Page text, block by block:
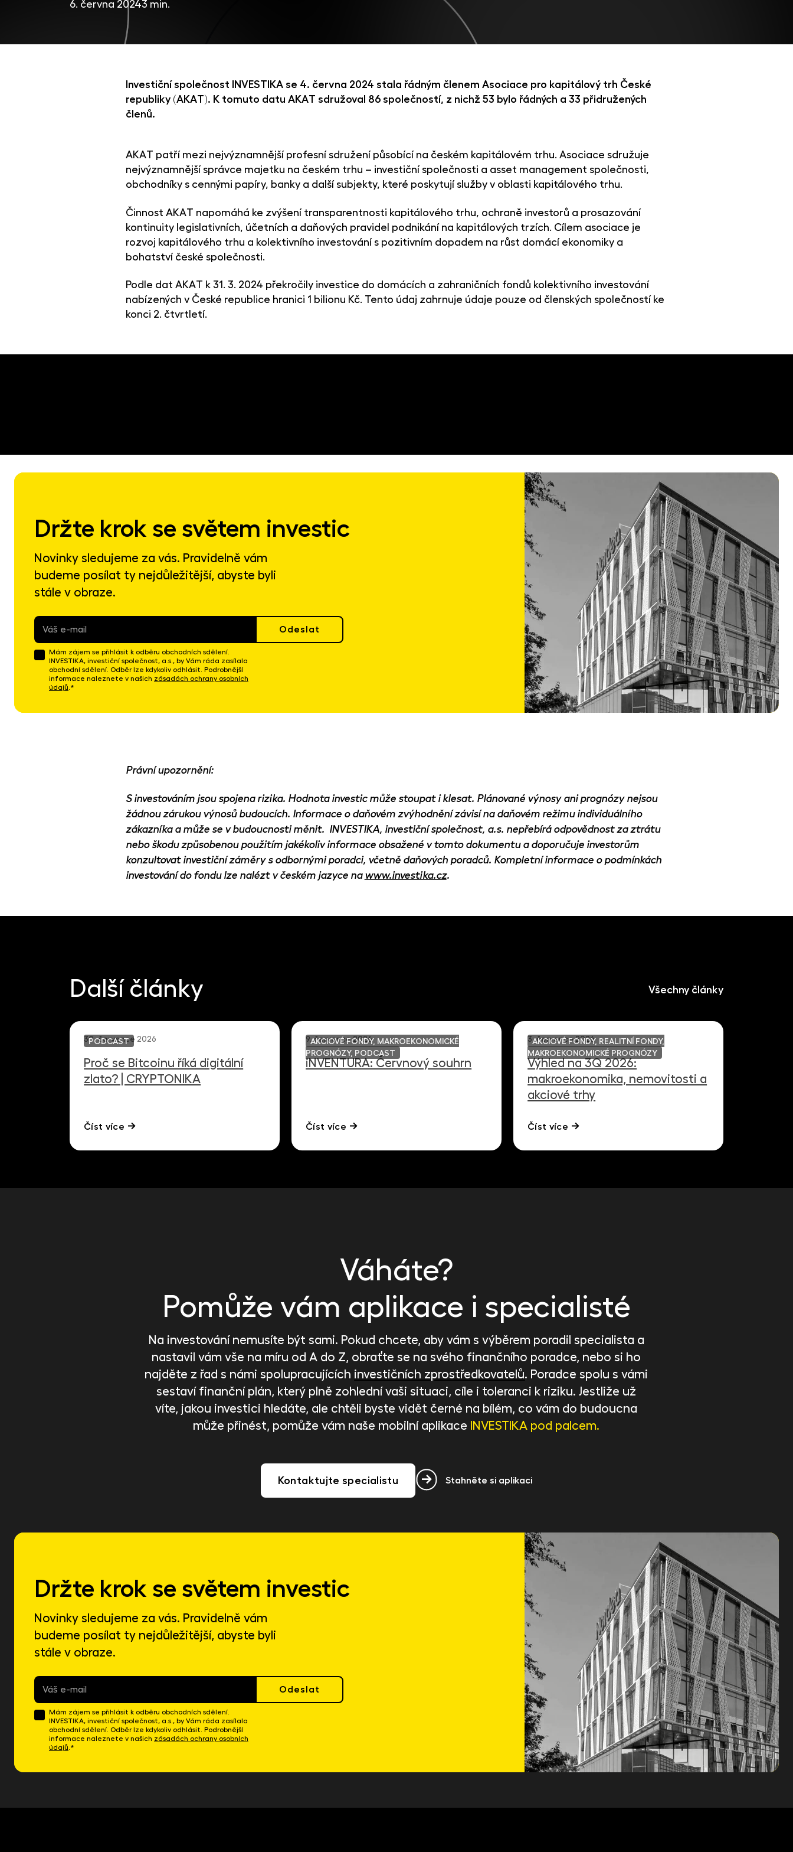
6. června 20243 min.
Investiční společnost INVESTIKA se 4. června 2024 stala řádným členem Asociace pro kapitálový trh České
republiky (AKAT). K tomuto datu AKAT sdružoval 86 společností, z nichž 53 bylo řádných a 33 přidružených
členů.
AKAT patří mezi nejvýznamnější profesní sdružení působící na českém kapitálovém trhu. Asociace sdružuje
nejvýznamnější správce majetku na českém trhu – investiční společnosti a asset management společnosti,
obchodníky s cennými papíry, banky a další subjekty, které poskytují služby v oblasti kapitálového trhu.
Činnost AKAT napomáhá ke zvýšení transparentnosti kapitálového trhu, ochraně investorů a prosazování
kontinuity legislativních, účetních a daňových pravidel podnikání na kapitálových trzích. Cílem asociace je
rozvoj kapitálového trhu a kolektivního investování s pozitivním dopadem na růst domácí ekonomiky a
bohatství české společnosti.
Podle dat AKAT k 31. 3. 2024 překročily investice do domácích a zahraničních fondů kolektivního investování
nabízených v České republice hranici 1 bilionu Kč. Tento údaj zahrnuje údaje pouze od členských společností ke
konci 2. čtvrtletí.
Držte krok se světem investic
Novinky sledujeme za vás. Pravidelně vám
budeme posílat ty nejdůležitější, abyste byli
stále v obraze.
E-
mail*
Mám zájem se přihlásit k odběru obchodních sdělení.
INVESTIKA, investiční společnost, a.s., by Vám ráda zasílala
obchodní sdělení. Odběr lze kdykoliv odhlásit. Podrobnější
informace naleznete v našich zásadách ochrany osobních
údajů.*
Odeslat
Právní upozornění:
S investováním jsou spojena rizika. Hodnota investic může stoupat i klesat. Plánované výnosy ani prognózy nejsou
žádnou zárukou výnosů budoucích. Informace o daňovém zvýhodnění závisí na daňovém režimu individuálního
zákazníka a může se v budoucnosti měnit. INVESTIKA, investiční společnost, a.s. nepřebírá odpovědnost za ztrátu
nebo škodu způsobenou použitím jakékoliv informace obsažené v tomto dokumentu a doporučuje investorům
konzultovat investiční záměry s odbornými poradci, včetně daňových poradců. Kompletní informace o podmínkách
investování do fondu lze nalézt v českém jazyce na www.investika.cz.
Další články Všechny články
30. července 2026
Proč se Bitcoinu říká digitální
zlato? | CRYPTONIKA
Číst více
PODCAST 9. července 2026
iNVENTURA: Červnový souhrn
Číst více
AKCIOVÉ FONDY, MAKROEKONOMICKÉ
PROGNÓZY, PODCAST
3. července 2026
Výhled na 3Q 2026:
makroekonomika, nemovitosti a
akciové trhy
Číst více
AKCIOVÉ FONDY, REALITNÍ FONDY,
MAKROEKONOMICKÉ PROGNÓZY
Váháte?
Pomůže vám aplikace i specialisté
Na investování nemusíte být sami. Pokud chcete, aby vám s výběrem poradil specialista a
nastavil vám vše na míru od A do Z, obraťte se na svého finančního poradce, nebo si ho
najděte z řad s námi spolupracujících investičních zprostředkovatelů. Poradce spolu s vámi
sestaví finanční plán, který plně zohlední vaši situaci, cíle i toleranci k riziku. Jestliže už
víte, jakou investici hledáte, ale chtěli byste vidět černé na bílém, co vám do budoucna
může přinést, pomůže vám naše mobilní aplikace INVESTIKA pod palcem.
Kontaktujte specialistu Stahněte si aplikaci
Držte krok se světem investic
Novinky sledujeme za vás. Pravidelně vám
budeme posílat ty nejdůležitější, abyste byli
stále v obraze.
E-
mail*
Mám zájem se přihlásit k odběru obchodních sdělení.
INVESTIKA, investiční společnost, a.s., by Vám ráda zasílala
obchodní sdělení. Odběr lze kdykoliv odhlásit. Podrobnější
informace naleznete v našich zásadách ochrany osobních
údajů .*
Odeslat